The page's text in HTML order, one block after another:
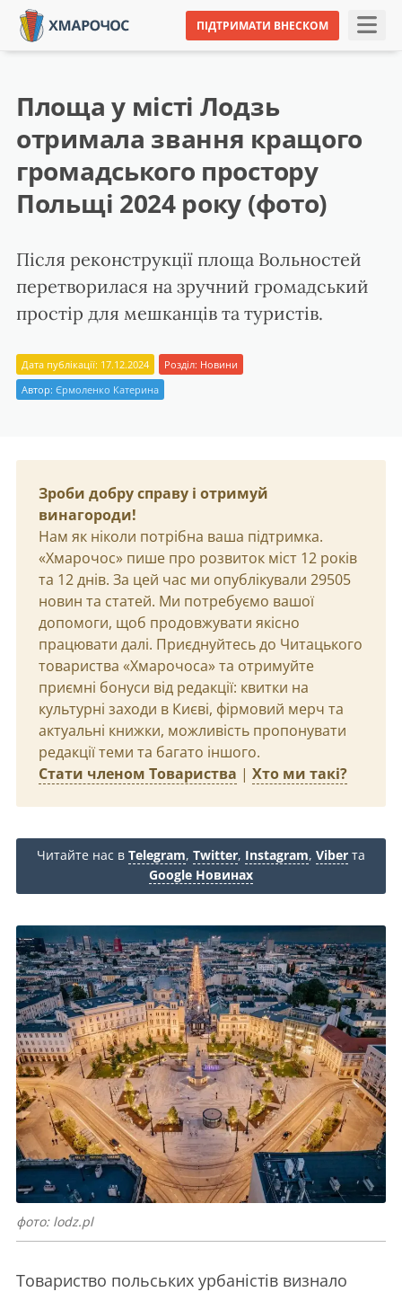
ПІДТРИМАТИ ВНЕСКОМ
Площа у місті Лодзь
отримала звання кращого
громадського простору
Польщі 2024 року (фото)
Після реконструкції площа Вольностей
перетворилася на зручний громадський
простір для мешканців та туристів.
Дата публікації: 17.12.2024 Розділ: Новини
Автор: Єрмоленко Катерина
Зроби добру справу і отримуй
винагороди!
Нам як ніколи потрібна ваша підтримка.
«Хмарочос» пише про розвиток міст 12 років
та 12 днів. За цей час ми опублікували 29505
новин та статей. Ми потребуємо вашої
допомоги, щоб продовжувати якісно
працювати далі. Приєднуйтесь до Читацького
товариства «Хмарочоса» та отримуйте
приємні бонуси від редакції: квитки на
культурні заходи в Києві, фірмовий мерч та
актуальні книжки, можливість пропонувати
редакції теми та багато іншого.
Стати членом Товариства | Хто ми такі?
Читайте нас в Telegram, Twitter, Instagram, Viber та
Google Новинах
фото: lodz.pl
Товариство польських урбаністів визнало